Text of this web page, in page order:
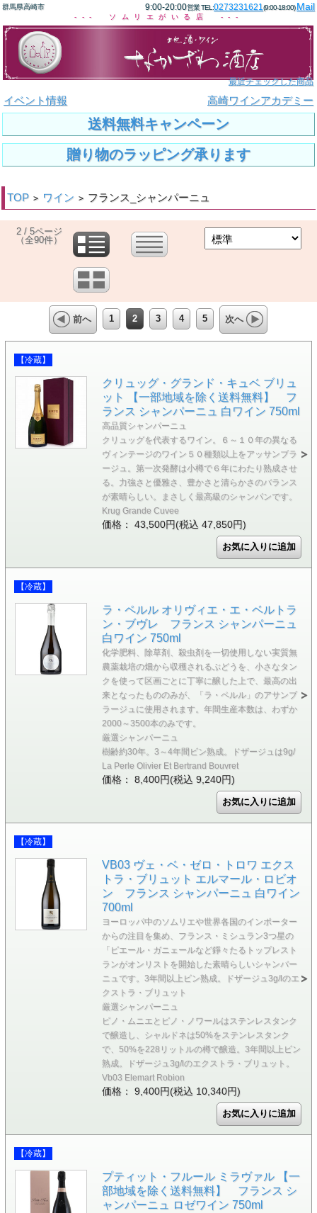
群馬県高崎市 9:00-20:00営業 TEL:0273231621(9:00-18:00)Mail
--- ソムリエがいる店 ---
最近チェックした商品
イベント情報 高崎ワインアカデミー
送料無料キャンペーン
贈り物のラッピング承ります
TOP > ワイン > フランス_シャンパーニュ
2 / 5ページ
（全90件）
前へ 1 2 3 4 5 次へ
【冷蔵】
クリュッグ・グランド・キュベ ブリュ
ット 【一部地域を除く送料無料】 フ
ランス シャンパーニュ 白ワイン 750ml
高品質シャンパーニュ
クリュッグを代表するワイン。６～１０年の異なる
ヴィンテージのワイン５０種類以上をアッサンブラ
ージュ。第一次発酵は小樽で６年にわたり熟成させ
る。力強さと優雅さ、豊かさと清らかさのバランス
が素晴らしい。まさしく最高級のシャンパンです。
Krug Grande Cuvee
価格： 43,500円(税込 47,850円)
【冷蔵】
ラ・ペルル オリヴィエ・エ・ベルトラ
ン・ブヴレ フランス シャンパーニュ
白ワイン 750ml
化学肥料、除草剤、殺虫剤を一切使用しない実質無
農薬栽培の畑から収穫されるぶどうを、小さなタン
クを使って区画ごとに丁寧に醸した上で、最高の出
来となったもののみが、「ラ・ペルル」のアサンブ
ラージュに使用されます。年間生産本数は、わずか
2000～3500本のみです。
厳選シャンパーニュ
樹齢約30年。3～4年間ビン熟成。ドザージュは9g/
La Perle Olivier Et Bertrand Bouvret
価格： 8,400円(税込 9,240円)
【冷蔵】
VB03 ヴェ・ベ・ゼロ・トロワ エクス
トラ・ブリュット エルマール・ロビオ
ン フランス シャンパーニュ 白ワイン
700ml
ヨーロッパ中のソムリエや世界各国のインポーター
からの注目を集め、フランス・ミシュラン3つ星の
「ピエール・ガニェールなど錚々たるトップレスト
ランがオンリストを開始した素晴らしいシャンパー
ニュです。3年間以上ビン熟成。ドザージュ3g/lのエ
クストラ・ブリュット
厳選シャンパーニュ
ピノ・ムニエとピノ・ノワールはステンレスタンク
で醸造し、シャルドネは50%をステンレスタンク
で、50%を228リットルの樽で醸造。3年間以上ビン
熟成。ドザージュ3g/lのエクストラ・ブリュット。
Vb03 Elemart Robion
価格： 9,400円(税込 10,340円)
【冷蔵】
プティット・フルール ミラヴァル 【一
部地域を除く送料無料】 フランス シ
ャンパーニュ ロゼワイン 750ml